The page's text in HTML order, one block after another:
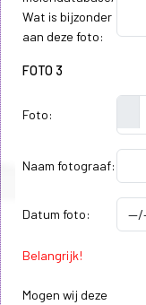
Wat is bijzonder
aan deze foto:
FOTO 3
Foto:
Naam fotograaf:
Datum foto:
Belangrijk!
Mogen wij deze